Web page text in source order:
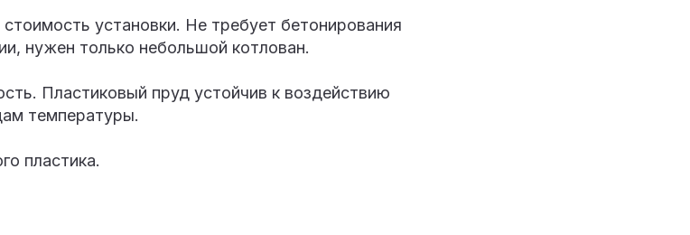
установки. Не требует бетонирования
нужен только небольшой котлован.
Пластиковый пруд устойчив к воздействию
температуры.
пластика.